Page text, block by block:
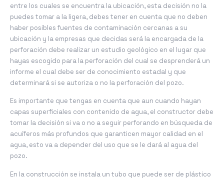
entre los cuales se encuentra la ubicación, esta decisión no la
puedes tomar a la ligera, debes tener en cuenta que no deben
haber posibles fuentes de contaminación cercanas a su
ubicación y la empresas que decidas será la encargada de la
perforación debe realizar un estudio geológico en el lugar que
hayas escogido para la perforación del cual se desprenderá un
informe el cual debe ser de conocimiento estadal y que
determinará si se autoriza o no la perforación del pozo.
Es importante que tengas en cuenta que aun cuando hayan
capas superficiales con contenido de agua, el constructor debe
tomar la decisión si va o no a seguir perforando en búsqueda de
acuíferos más profundos que garanticen mayor calidad en el
agua, esto va a depender del uso que se le dará al agua del
pozo.
En la construcción se instala un tubo que puede ser de plástico